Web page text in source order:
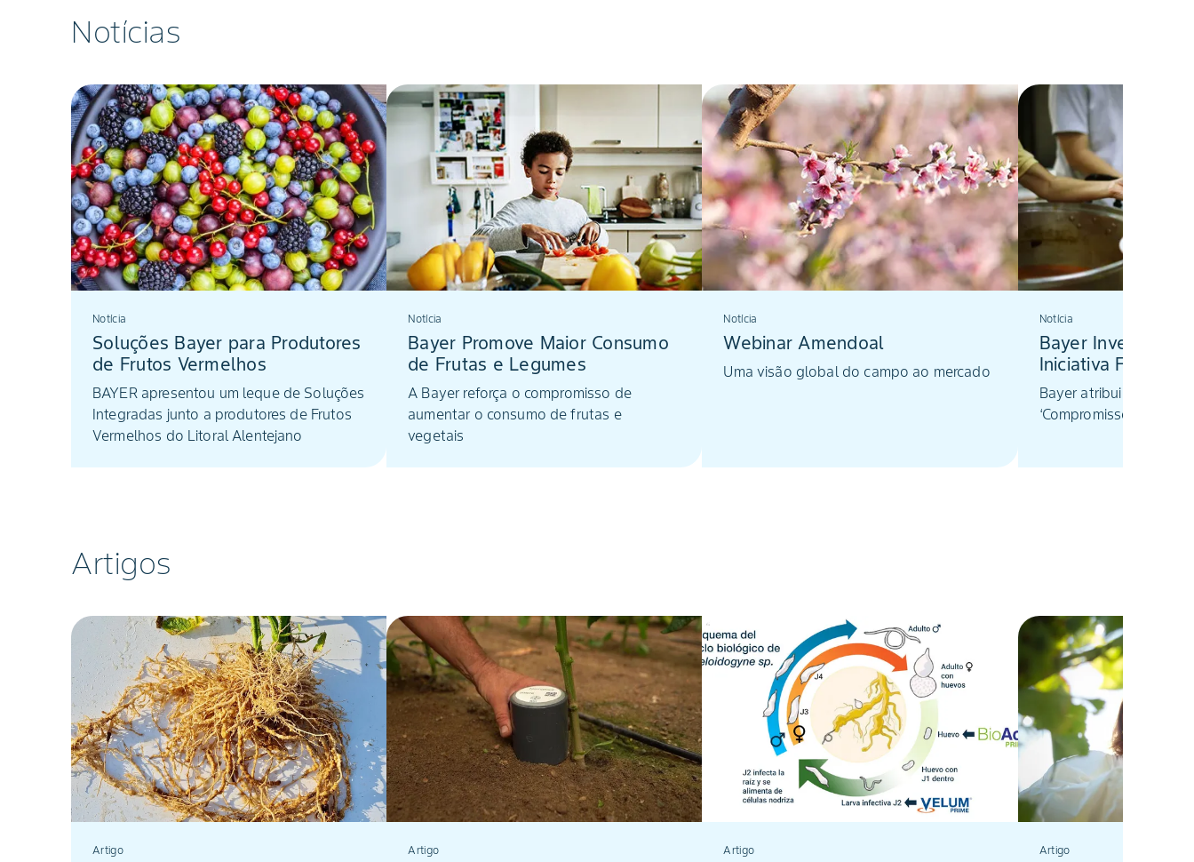
Notícias
Notícia
Soluções Bayer para Produtores
de Frutos Vermelhos
BAYER apresentou um leque de Soluções
Integradas junto a produtores de Frutos
Vermelhos do Litoral Alentejano
Notícia
Bayer Promove Maior Consumo
de Frutas e Legumes
A Bayer reforça o compromisso de
aumentar o consumo de frutas e
vegetais
Notícia
Webinar Amendoal
Uma visão global do campo ao mercado
Notícia
Bayer Investe
Iniciativa Fome
Bayer atribui 160
‘Compromisso Fome
Artigos
Artigo Artigo Artigo Artigo